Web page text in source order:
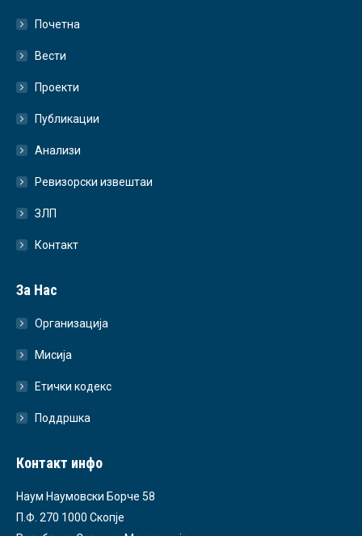
Почетна
Вести
Проекти
Публикации
Анализи
Ревизорски извештаи
ЗЛП
Контакт
За Нас
Организација
Мисија
Етички кодекс
Поддршка
Контакт инфо
Наум Наумовски Борче 58
П.Ф. 270 1000 Скопје